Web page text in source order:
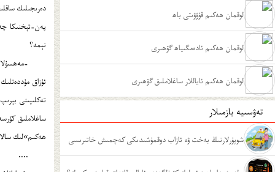
لوقمان ھەكىم قۇۋۋىتى باھ
لوقمان ھەكىم ئادەمگىياھ گۆھىرى
لوقمان ھەكىم ئاياللار ساغلاملىق گۆھىرى
تەۋسىيە يازمىلار
شوپۇرلارنىڭ بەخت ۋە ئازاب دوقمۇشىدىكى كەچمىش خاتىرىسى
دەرىجىلىك
پەن-تېخنىكا
نېمە؟
-
ئۇزاق
تەكلىپىنى
ساغلاملىق
ھەكىم»لىك
....